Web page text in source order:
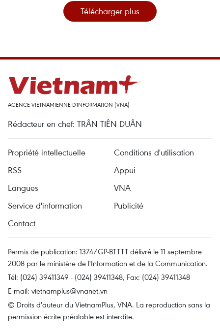
Télécharger plus
AGENCE VIETNAMIENNE D'INFORMATION (VNA)
Rédacteur en chef: TRÂN TIÊN DUÂN
Propriété intellectuelle
Conditions d'utilisation
RSS
Appui
Langues
VNA
Service d'information
Publicité
Contact
Permis de publication: 1374/GP-BTTTT délivré le 11 septembre
2008 par le ministère de l'Information et de la Communication.
Tél: (024) 39411349 - (024) 39411348, Fax: (024) 39411348
E-mail: vietnamplus@vnanet.vn
© Droits d'auteur du VietnamPlus, VNA. La reproduction sans la
permission écrite préalable est interdite.